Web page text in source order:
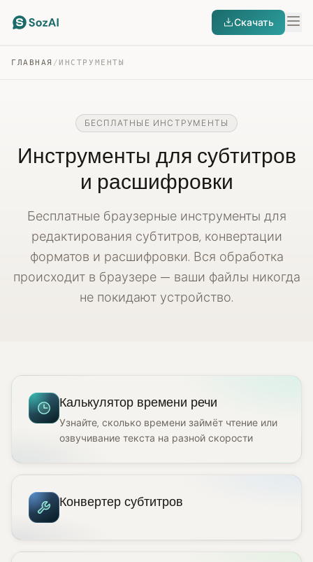
Скачать
ГЛАВНАЯ /ИНСТРУМЕНТЫ
БЕСПЛАТНЫЕ ИНСТРУМЕНТЫ
Инструменты для субтитров
и расшифровки
Бесплатные браузерные инструменты для
редактирования субтитров, конвертации
форматов и расшифровки. Вся обработка
происходит в браузере — ваши файлы никогда
не покидают устройство.
Калькулятор времени речи
Узнайте, сколько времени займёт чтение или
озвучивание текста на разной скорости
Конвертер субтитров